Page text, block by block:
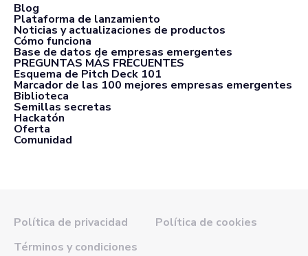
Blog
Plataforma de lanzamiento
Noticias y actualizaciones de productos
Cómo funciona
Base de datos de empresas emergentes
PREGUNTAS MÁS FRECUENTES
Esquema de Pitch Deck 101
Marcador de las 100 mejores empresas emergentes
Biblioteca
Semillas secretas
Hackatón
Oferta
Comunidad
Política de privacidad
Política de cookies
Términos y condiciones